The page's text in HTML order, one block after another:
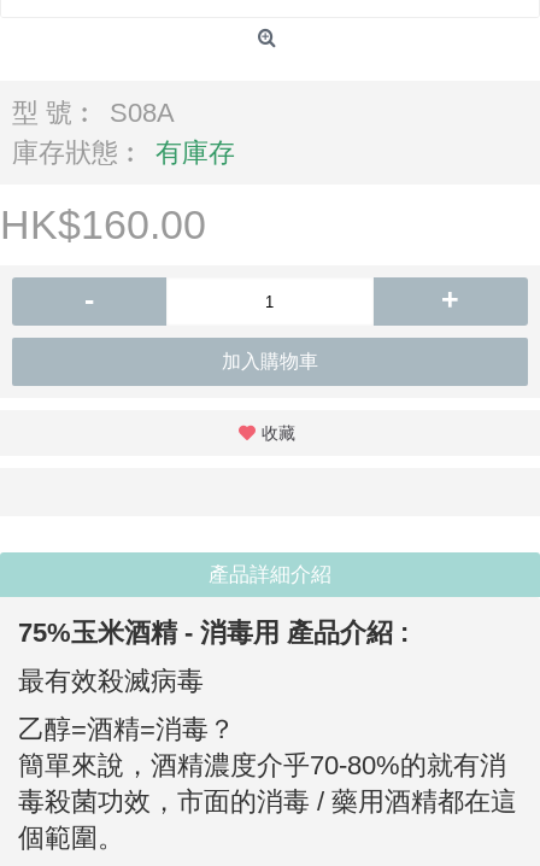
型 號︰
S08A
庫存狀態︰
有庫存
HK$160.00
- +
加入購物車
收藏
產品詳細介紹
75%玉米酒精 - 消毒用 產品介紹 :
最有效殺滅病毒
乙醇=酒精=消毒？
簡單來說，酒精濃度介乎70-80%的就有消
毒殺菌功效，市面的消毒 / 藥用酒精都在這
個範圍。